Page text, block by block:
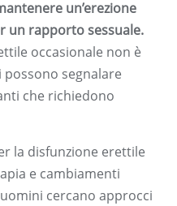
un’erezione
un rapporto sessuale.
occasionale non è
segnalare
che richiedono
la disfunzione erettile
e cambiamenti
cercano approcci